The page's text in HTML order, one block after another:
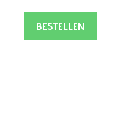
BESTELLEN